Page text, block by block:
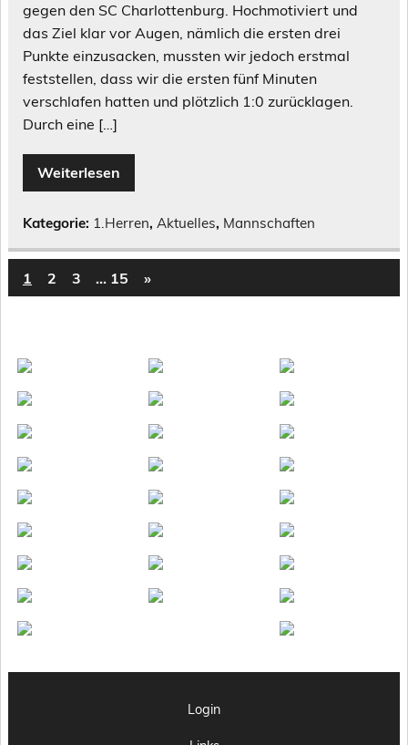
gegen den SC Charlottenburg. Hochmotiviert und
das Ziel klar vor Augen, nämlich die ersten drei
Punkte einzusacken, mussten wir jedoch erstmal
feststellen, dass wir die ersten fünf Minuten
verschlafen hatten und plötzlich 1:0 zurücklagen.
Durch eine […]
Weiterlesen
Kategorie: 1.Herren, Aktuelles, Mannschaften
1 2 3 … 15 »
Login